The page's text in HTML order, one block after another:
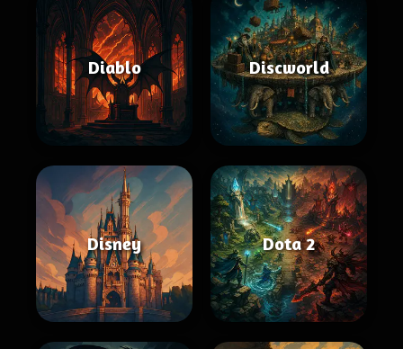
Diablo Discworld
Disney Dota 2